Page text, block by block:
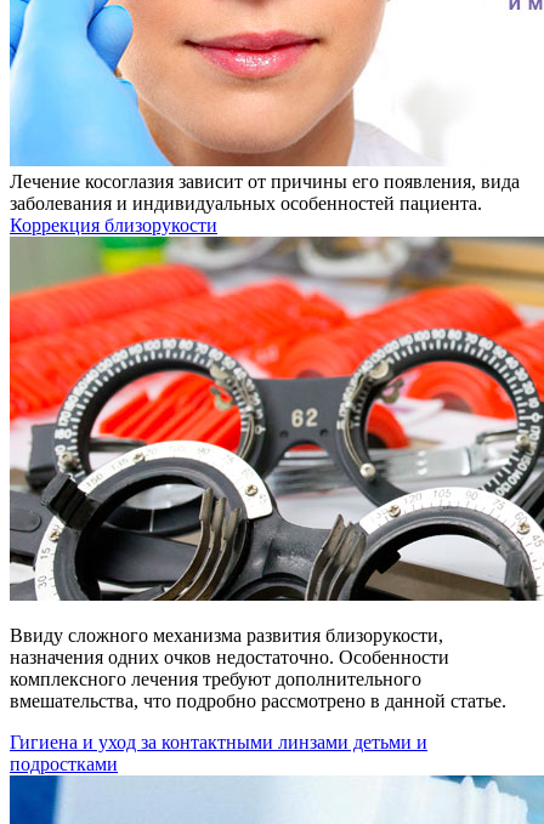
Лечение косоглазия зависит от причины его появления, вида
заболевания и индивидуальных особенностей пациента.
Коррекция близорукости
Ввиду сложного механизма развития близорукости,
назначения одних очков недостаточно. Особенности
комплексного лечения требуют дополнительного
вмешательства, что подробно рассмотрено в данной статье.
Гигиена и уход за контактными линзами детьми и
подростками